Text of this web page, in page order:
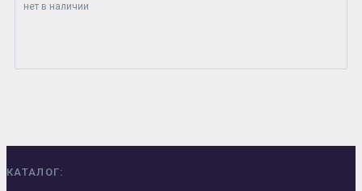
нет в наличии
КАТАЛОГ: